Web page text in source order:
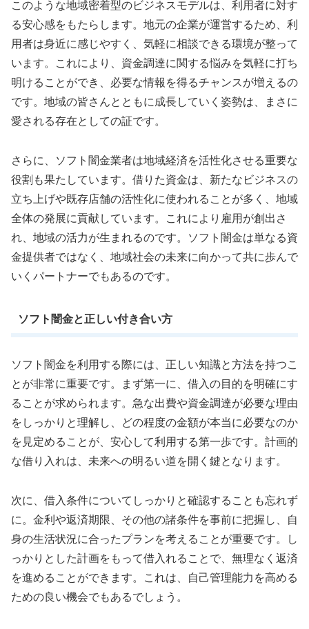
このような地域密着型のビジネスモデルは、利用者に対す
る安心感をもたらします。地元の企業が運営するため、利
用者は身近に感じやすく、気軽に相談できる環境が整って
います。これにより、資金調達に関する悩みを気軽に打ち
明けることができ、必要な情報を得るチャンスが増えるの
です。地域の皆さんとともに成長していく姿勢は、まさに
愛される存在としての証です。
さらに、ソフト闇金業者は地域経済を活性化させる重要な
役割も果たしています。借りた資金は、新たなビジネスの
立ち上げや既存店舗の活性化に使われることが多く、地域
全体の発展に貢献しています。これにより雇用が創出さ
れ、地域の活力が生まれるのです。ソフト闇金は単なる資
金提供者ではなく、地域社会の未来に向かって共に歩んで
いくパートナーでもあるのです。
ソフト闇金と正しい付き合い方
ソフト闇金を利用する際には、正しい知識と方法を持つこ
とが非常に重要です。まず第一に、借入の目的を明確にす
ることが求められます。急な出費や資金調達が必要な理由
をしっかりと理解し、どの程度の金額が本当に必要なのか
を見定めることが、安心して利用する第一歩です。計画的
な借り入れは、未来への明るい道を開く鍵となります。
次に、借入条件についてしっかりと確認することも忘れず
に。金利や返済期限、その他の諸条件を事前に把握し、自
身の生活状況に合ったプランを考えることが重要です。し
っかりとした計画をもって借入れることで、無理なく返済
を進めることができます。これは、自己管理能力を高める
ための良い機会でもあるでしょう。